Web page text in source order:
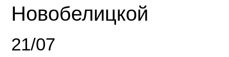
Новобелицкой
21/07